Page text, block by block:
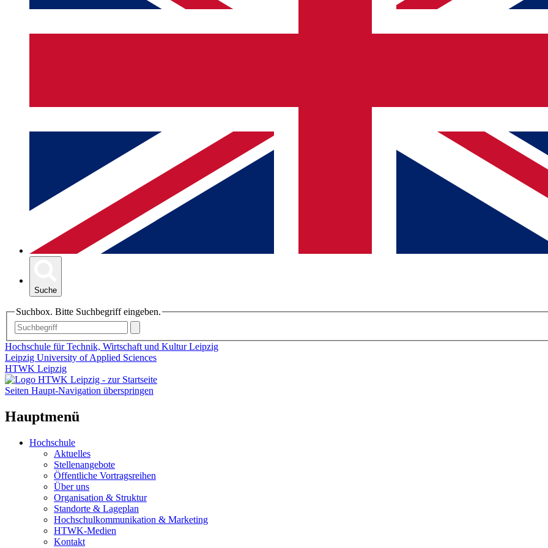
Suche
Suchbox. Bitte Suchbegriff eingeben.
Hochschule für Technik, Wirtschaft und Kultur Leipzig
Leipzig University of Applied Sciences
HTWK Leipzig
Seiten Haupt-Navigation überspringen
Hauptmenü
Hochschule
Aktuelles
Stellenangebote
Öffentliche Vortragsreihen
Über uns
Organisation & Struktur
Standorte & Lageplan
Hochschulkommunikation & Marketing
HTWK-Medien
Kontakt